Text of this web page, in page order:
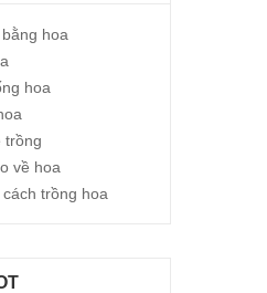
hoa
hoa
trồng
về hoa
trồng hoa